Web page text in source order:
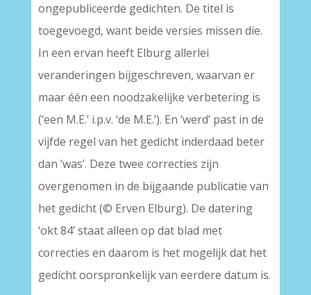
ongepubliceerde gedichten. De titel is
toegevoegd, want beide versies missen die.
In een ervan heeft Elburg allerlei
veranderingen bijgeschreven, waarvan er
maar één een noodzakelijke verbetering is
(‘een M.E.’ i.p.v. ‘de M.E.’). En ‘werd’ past in de
vijfde regel van het gedicht inderdaad beter
dan ’was’. Deze twee correcties zijn
overgenomen in de bijgaande publicatie van
het gedicht (© Erven Elburg). De datering
‘okt 84’ staat alleen op dat blad met
correcties en daarom is het mogelijk dat het
gedicht oorspronkelijk van eerdere datum is.